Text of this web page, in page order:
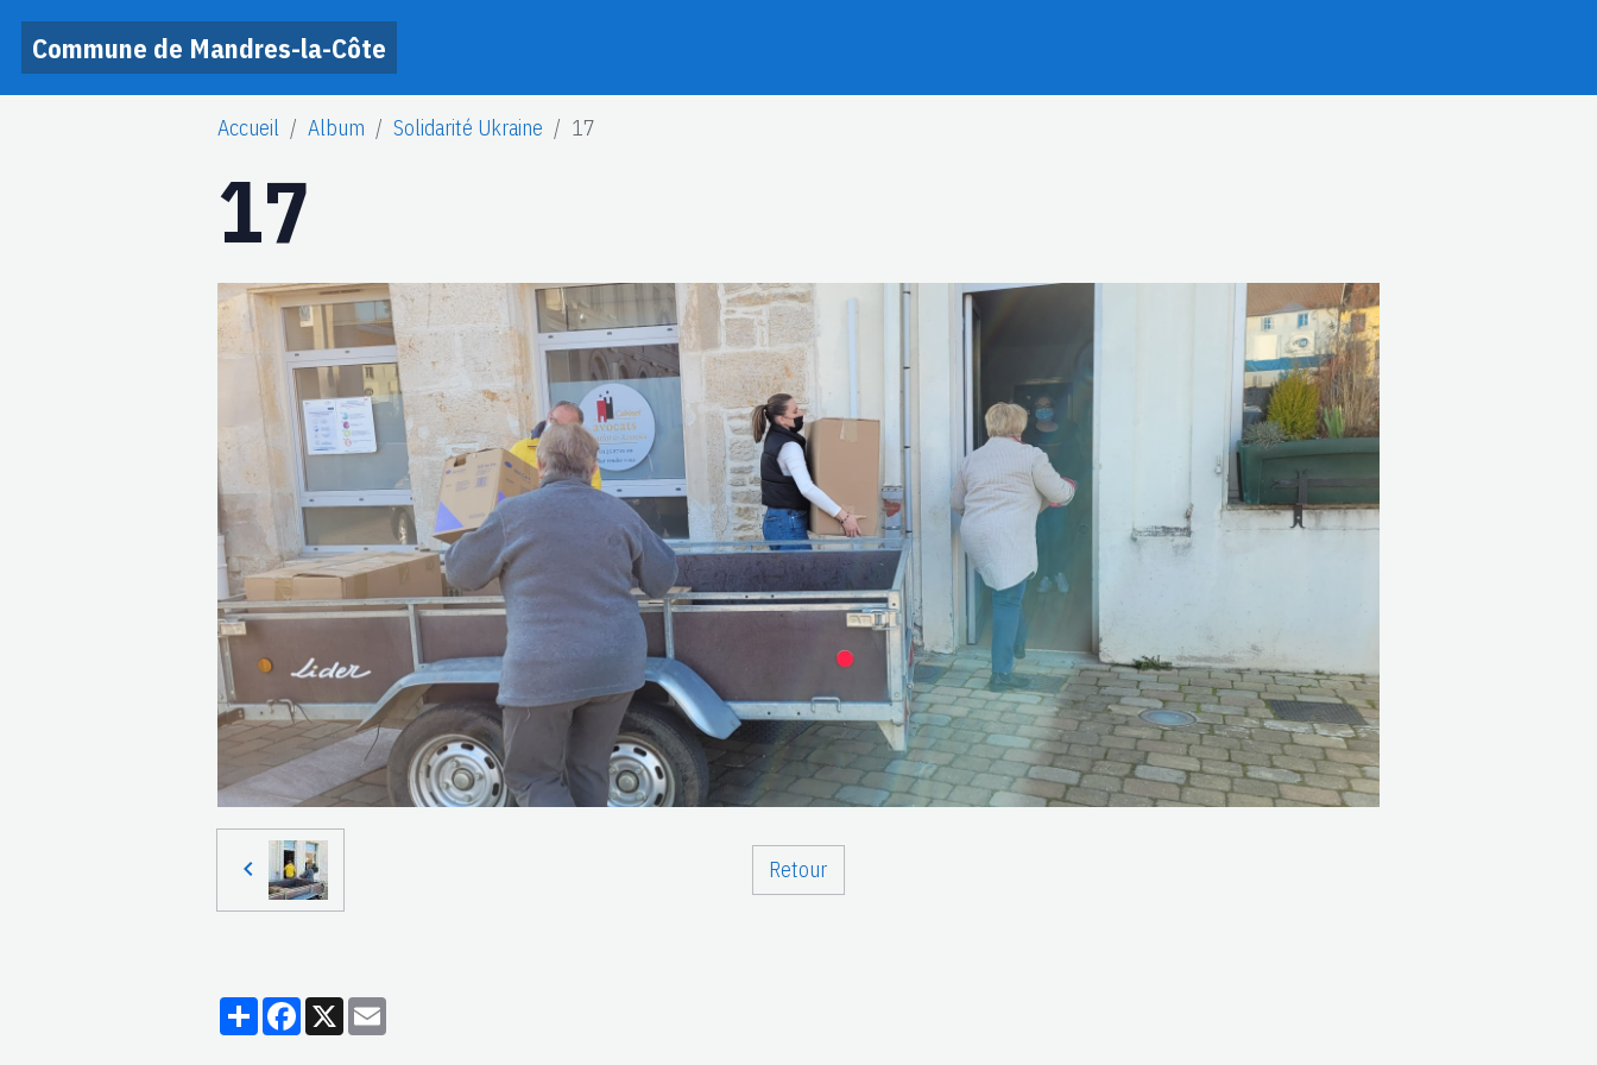
Commune de Mandres-la-Côte
Accueil Album Solidarité Ukraine 17
17
Retour
PartagerFacebook
X